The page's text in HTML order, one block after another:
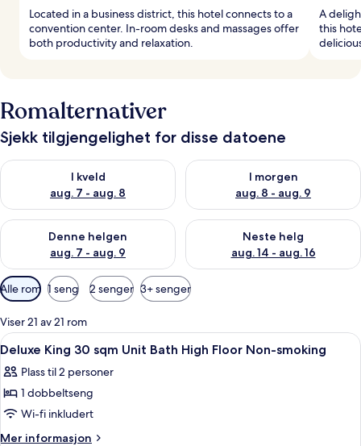
Located in a business district, this hotel connects to a
convention center. In-room desks and massages offer
both productivity and relaxation.
A
this
Romalternativer
Sjekk tilgjengelighet for disse datoene
I kveld
aug. 7 - aug. 8
Sjekk tilgjengelighet for i kveld, aug. 7 - aug. 8
I morgen
aug. 8 - aug. 9
Sjekk tilgjengelighet for i
Denne helgen
aug. 7 - aug. 9
Sjekk tilgjengelighet for denne helgen, aug. 7 - aug. 9
Neste helg
aug. 14 - aug. 16
Sjekk tilgjengelighet for neste
Tilgjengelige
filtre
for
rom
Alle rom 1 seng 2 senger 3+ senger
Viser 21 av 21 rom
Åpne
alle
bildene
av
Deluxe
King
Safe på rommet,
1
Deluxe King 30 sqm Unit Bath High Floor Non-smoking
Plass til 2 personer
1 dobbeltseng
Wi-fi inkludert
Mer informasjon
Mer